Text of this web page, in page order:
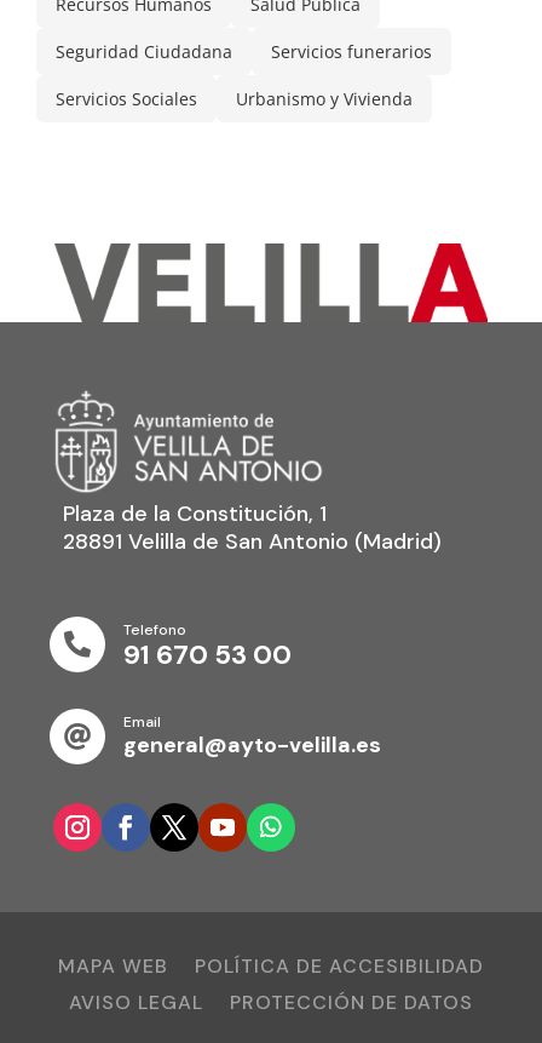
Seguridad Ciudadana Servicios funerarios
Servicios Sociales Urbanismo y Vivienda
Plaza de la Constitución, 1
28891 Velilla de San Antonio (Madrid)

Telefono
91 670 53 00

Email
general@ayto-velilla.es
MAPA WEB
POLÍTICA DE ACCESIBILIDAD
AVISO LEGAL
PROTECCIÓN DE DATOS